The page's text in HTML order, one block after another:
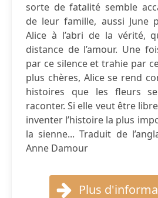
sorte de fatalité semble
de leur famille, aussi June
Alice à l’abri de la vérité,
distance de l’amour. Une
par ce silence et trahie par
plus chères, Alice se rend
histoires que les fleurs
raconter. Si elle veut être
inventer l’histoire la plus
la sienne... Traduit de
Anne Damour
Plus